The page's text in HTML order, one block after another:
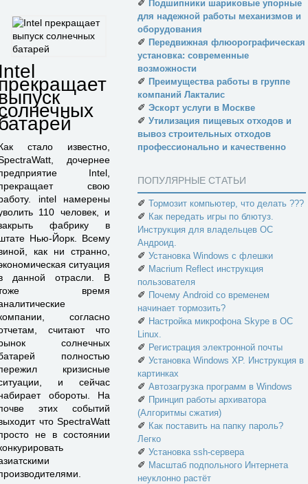
стало известно,
дочернее
Intel,
свою
intel намерены
110 человек, и
фабрику в
Нью-Йорк. Всему
как ни странно,
ситуация
данной отрасли. В
время
согласно
считают что
солнечных
полностью
кризисные
и сейчас
обороты. На
этих событий
что SpectraWatt
не в состоянии
✐ Подшипники шариковые упорные
для надежной работы механизмов и
оборудования
✐ Передвижная флюорографическая
установка: современные
возможности
✐ Преимущества работы в группе
компаний Лакталис
✐ Эскорт услуги в Москве
✐ Утилизация пищевых отходов и
вывоз строительных отходов
профессионально и качественно
ПОПУЛЯРНЫЕ СТАТЬИ
✐ Тормозит компьютер, что делать ???
✐ Как передать игры по блютуз.
Инструкция для владельцев ОС
Андроид.
✐ Установка Windows с флешки
✐ Macrium Reflect инструкция
пользователя
✐ Почему Android со временем
начинает тормозить?
✐ Настройка микрофона Skype в ОС
Linux.
✐ Регистрация электронной почты
✐ Установка Windows XP. Инструкция в
картинках
✐ Автозагрузка программ в Windows
✐ Принцип работы архиватора
(Алгоритмы сжатия)
✐ Как поставить на папку пароль?
Легко
✐ Установка ssh-сервера
✐ Масштаб подпольного Интернета
неуклонно растёт